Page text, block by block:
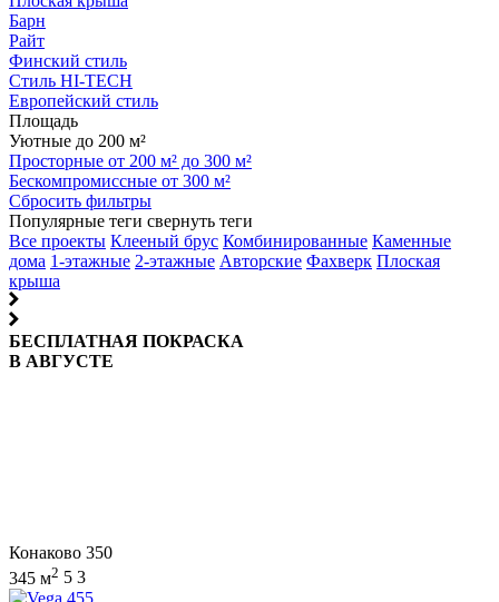
Барн
Райт
Финский стиль
Стиль HI-TECH
Европейский стиль
Площадь
Уютные до 200 м²
Просторные от 200 м² до 300 м²
Бескомпромиссные от 300 м²
Сбросить фильтры
Популярные теги свернуть теги
Все проекты Клееный брус Комбинированные Каменные
дома 1-этажные 2-этажные Авторские Фахверк Плоская
крыша
БЕСПЛАТНАЯ ПОКРАСКА
В АВГУСТЕ
Конаково 350
345 м2 5 3